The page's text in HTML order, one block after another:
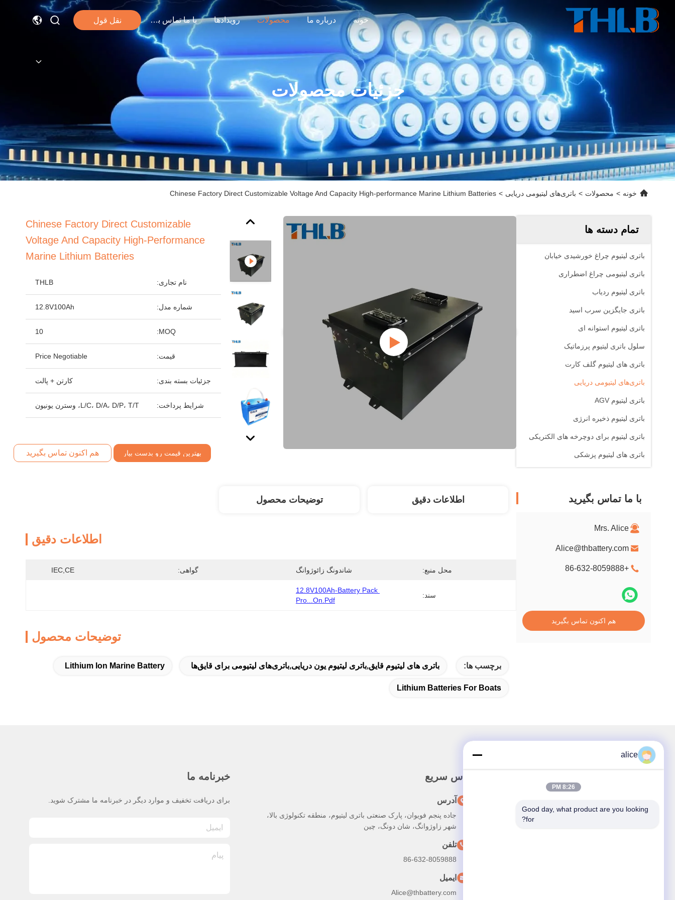
خونه درباره ما محصولات رویدادها با ما تماس بگیرید نقل قول
جزئیات محصولات
خونه > محصولات > باتری‌های لیتیومی دریایی >
Chinese Factory Direct Customizable Voltage And Capacity High-performance Marine Lithium Batteries
تمام دسته ها
باتری لیتیوم چراغ خورشیدی خیابان
باتری لیتیومی چراغ اضطراری
باتری لیتیوم ردیاب
باتری جایگزین سرب اسید
باتری لیتیوم استوانه ای
سلول باتری لیتیوم پرزماتیک
باتری های لیتیوم گلف کارت
باتری‌های لیتیومی دریایی
باتری لیتیوم AGV
باتری لیتیوم ذخیره انرژی
باتری لیتیوم برای دوچرخه های الکتریکی
باتری های لیتیوم پزشکی
با ما تماس بگیرید
Mrs. Alice
Alice@thbattery.com
+86-632-8059888
هم اکنون تماس بگیرید
Chinese Factory Direct Customizable
Voltage And Capacity High-Performance
Marine Lithium Batteries
نام تجاری: THLB
شماره مدل: 12.8V100Ah
MOQ:
10
قیمت: Price Negotiable
جزئیات بسته بندی: کارتن + پالت
شرایط پرداخت: L/C، D/A، D/P، T/T، وسترن یونیون
بهترین قیمت رو بدست بیار هم اکنون تماس بگیرید
اطلاعات دقیق توضیحات محصول
اطلاعات دقیق
محل منبع: شاندونگ زائوژوانگ گواهی: IEC,CE
سند:
12.8V100Ah-Battery Pack
Pro...on.pdf
توضیحات محصول
برچسب ها: باتری های لیتیوم قایق,باتری لیتیوم یون دریایی,باتری‌های لیتیومی برای قایق‌ها Lithium Ion Marine Battery
Lithium Batteries For Boats
تماس سریع
آدرس
جاده پنجم فویوان، پارک صنعتی باتری لیتیوم، منطقه تکنولوژی بالا،
شهر زاوژوانگ، شان دونگ، چین
تلفن
86-632-8059888
ایمیل
Alice@thbattery.com
خبرنامه ما
برای دریافت تخفیف و موارد دیگر در خبرنامه ما مشترک شوید.
alice
8:26 PM
Good day, what product are you looking
for?